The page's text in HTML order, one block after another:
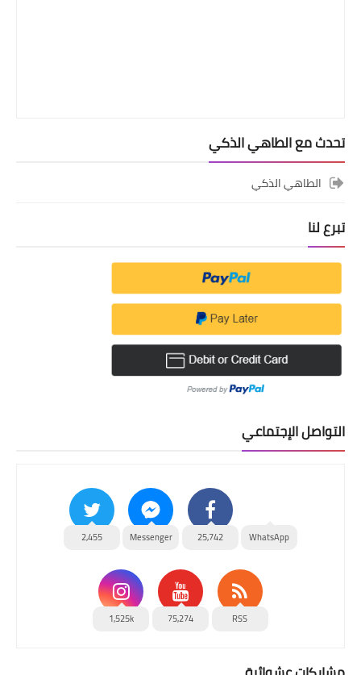
تحدث مع الطاهي الذكي
الطاهي الذكي
تبرع لنا
التواصل الإجتماعي
WhatsApp
25,742
Messenger
2,455
RSS
75,274
1,525k